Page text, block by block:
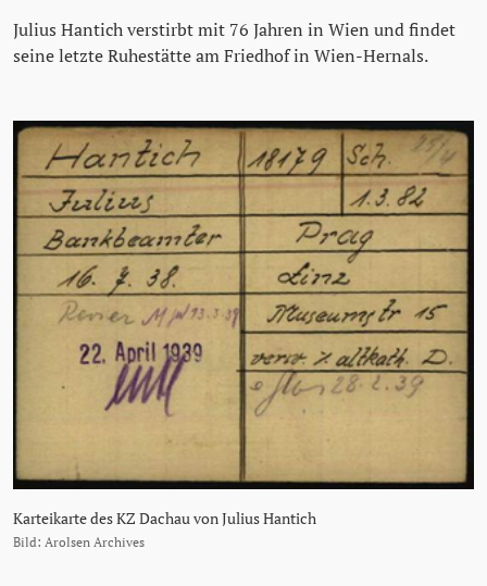
Julius Hantich verstirbt mit 76 Jahren in Wien und findet
seine letzte Ruhestätte am Friedhof in Wien-Hernals.
Karteikarte des KZ Dachau von Julius Hantich
Bild: Arolsen Archives